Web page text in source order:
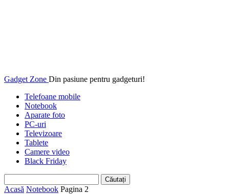
Gadget Zone Din pasiune pentru gadgeturi!
Telefoane mobile
Notebook
Aparate foto
PC-uri
Televizoare
Tablete
Camere video
Black Friday
Acasă Notebook Pagina 2